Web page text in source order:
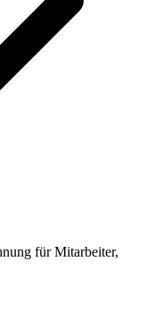
für Mitarbeiter,